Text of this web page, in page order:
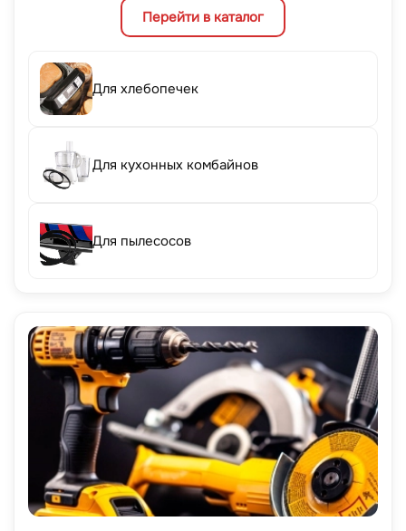
Перейти в каталог
Для хлебопечек
Для кухонных комбайнов
Для пылесосов